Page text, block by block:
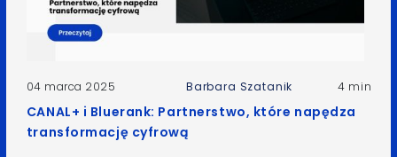
04 marca 2025 Barbara Szatanik 4 min
CANAL+ i Bluerank: Partnerstwo, które napędza
transformację cyfrową